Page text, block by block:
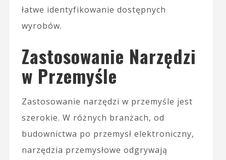
łatwe identyfikowanie dostępnych
wyrobów.
Zastosowanie Narzędzi
w Przemyśle
Zastosowanie narzędzi w przemyśle jest
szerokie. W różnych branżach, od
budownictwa po przemysł elektroniczny,
narzędzia przemysłowe odgrywają